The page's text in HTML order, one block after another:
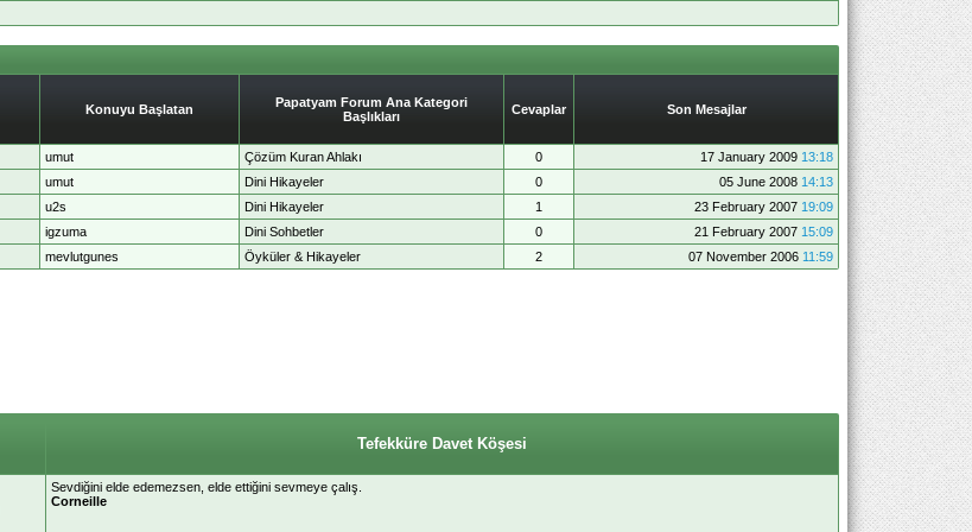
Konuyu Başlatan
Papatyam Forum Ana Kategori
Başlıkları
Cevaplar Son Mesajlar
umut Çözüm Kuran Ahlakı 0 17 January 2009 13:18
umut Dini Hikayeler 0 05 June 2008 14:13
u2s Dini Hikayeler 1 23 February 2007 19:09
igzuma Dini Sohbetler 0 21 February 2007 15:09
mevlutgunes Öyküler & Hikayeler 2 07 November 2006 11:59
Tefekküre Davet Köşesi
Sevdiğini elde edemezsen, elde ettiğini sevmeye çalış.
Corneille